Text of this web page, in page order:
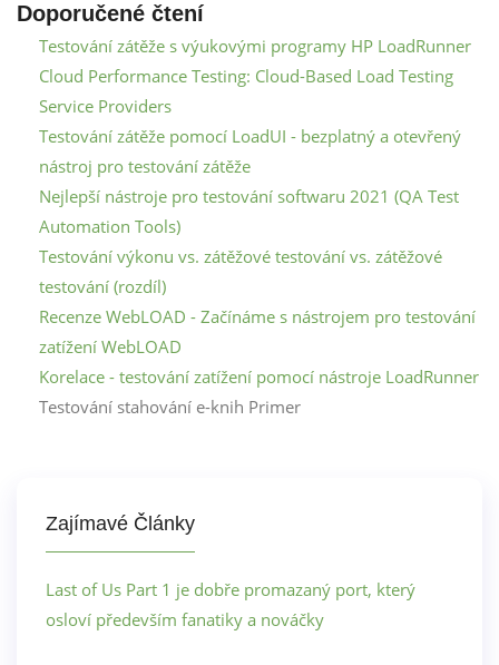
Doporučené čtení
Testování zátěže s výukovými programy HP LoadRunner
Cloud Performance Testing: Cloud-Based Load Testing
Service Providers
Testování zátěže pomocí LoadUI - bezplatný a otevřený
nástroj pro testování zátěže
Nejlepší nástroje pro testování softwaru 2021 (QA Test
Automation Tools)
Testování výkonu vs. zátěžové testování vs. zátěžové
testování (rozdíl)
Recenze WebLOAD - Začínáme s nástrojem pro testování
zatížení WebLOAD
Korelace - testování zatížení pomocí nástroje LoadRunner
Testování stahování e-knih Primer
Zajímavé Články
Last of Us Part 1 je dobře promazaný port, který
osloví především fanatiky a nováčky